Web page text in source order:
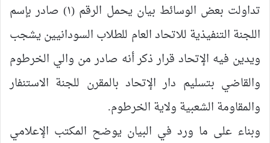
تداولت بعض الوسائط بيان يحمل الرقم (١) صادر بإسم
اللجنة التنفيذية للاتحاد العام للطلاب السودانيين يشجب
ويدين فيه الإتحاد قرار ذكر أنه صادر من والي الخرطوم
والقاضي بتسليم دار الإتحاد بالمقرن للجنة الاستنفار
والمقاومة الشعبية ولاية الخرطوم.
وبناء على ما ورد في البيان يوضح المكتب الإعلامي